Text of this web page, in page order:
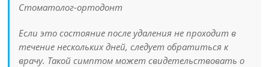
Стоматолог-ортодонт
Если это состояние после удаления не проходит в
течение нескольких дней, следует обратиться к
врачу. Такой симптом может свидетельствовать о